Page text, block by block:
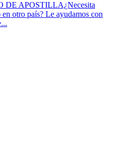
APOSTILLA¿Necesita
otro país? Le ayudamos con